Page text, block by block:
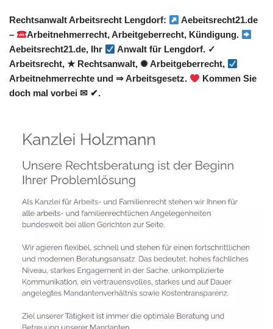
Rechtsanwalt Arbeitsrecht Lengdorf:
Aebeitsrecht21.de
–
Arbeitnehmerrecht, Arbeitgeberrecht, Kündigung.
Aebeitsrecht21.de, Ihr
Anwalt für Lengdorf. ✓
Arbeitsrecht, ★ Rechtsanwalt, ✺ Arbeitgeberrecht,
Arbeitnehmerrechte und ⇒ Arbeitsgesetz.
Kommen Sie
doch mal vorbei ✉ ✔.